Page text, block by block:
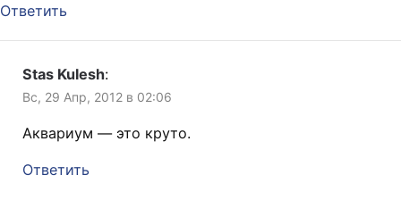
Ответить
Stas Kulesh:
Вс, 29 Апр, 2012 в 02:06
Аквариум — это круто.
Ответить